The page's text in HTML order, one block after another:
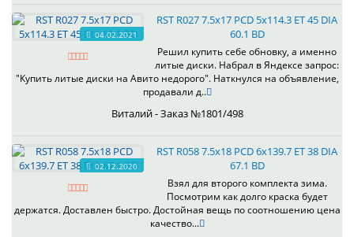
04.02.2021
RST R027 7.5x17 PCD 5x114.3 ET 45 DIA
60.1 BD
Решил купить себе обновку, а именно
литые диски. Набрал в Яндексе запрос:
"Купить литые диски на Авито недорого". Наткнулся на объявление,
продавали д..
Виталий - Заказ №1801/498
02.12.2020
RST R058 7.5x18 PCD 6x139.7 ET 38 DIA
67.1 BD
Взял для второго комплекта зима.
Посмотрим как долго краска будет
держатся. Доставлен быстро. Достойная вещь по соотношению цена
качество...